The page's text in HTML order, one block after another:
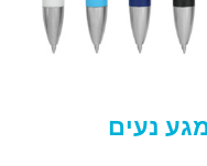
נעים